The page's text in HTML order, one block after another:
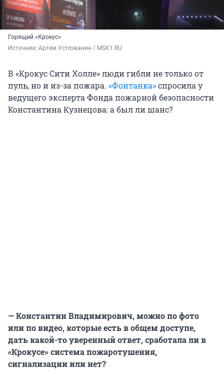
Горящий «Крокус»
Источник: Артем Устюжанин / MSK1.RU
В «Крокус Сити Холле» люди гибли не только от
пуль, но и из-за пожара. «Фонтанка»спросила у
ведущего эксперта Фонда пожарной безопасности
Константина Кузнецова: а был ли шанс?
— Константин Владимирович, можно по фото
или по видео, которые есть в общем доступе,
дать какой-то уверенный ответ, сработала ли в
«Крокусе» система пожаротушения,
сигнализации или нет?